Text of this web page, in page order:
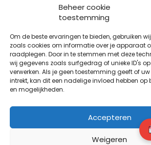
Beheer cookie
toestemming
Om de beste ervaringen te bieden, gebruiken
zoals cookies om informatie over je apparaat
raadplegen. Door in te stemmen met deze
wij gegevens zoals surfgedrag of unieke ID's
verwerken. Als je geen toestemming geeft of
intrekt, kan dit een nadelige invloed hebben
en mogelijkheden.
Accepteren
Weigeren